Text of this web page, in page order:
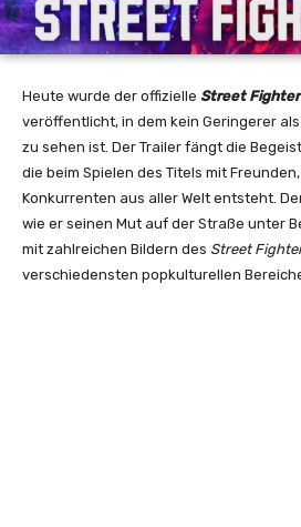
Heute wurde der offizielle Street
veröffentlicht, in dem kein Geringerer
zu sehen ist. Der Trailer fängt die
die beim Spielen des Titels mit
Konkurrenten aus aller Welt entsteht.
wie er seinen Mut auf der Straße unter
mit zahlreichen Bildern des Street
verschiedensten popkulturellen